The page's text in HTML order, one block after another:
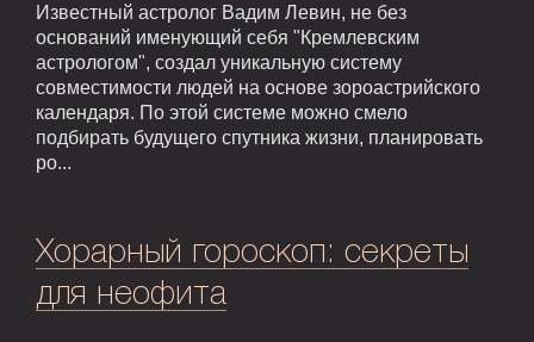
Известный астролог Вадим Левин, не без
оснований именующий себя "Кремлевским
астрологом", создал уникальную систему
совместимости людей на основе зороастрийского
календаря. По этой системе можно смело
подбирать будущего спутника жизни, планировать
ро...
Хорарный гороскоп: секреты
для неофита